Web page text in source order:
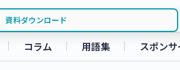
資料ダウンロード
コラム 用語集 スポンサ